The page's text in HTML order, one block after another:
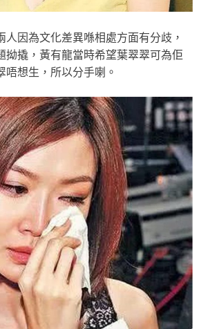
人因為文化差異喺相處方面有分歧，
拗撬，黃有龍當時希望葉翠翠可為佢
唔想生，所以分手喇。